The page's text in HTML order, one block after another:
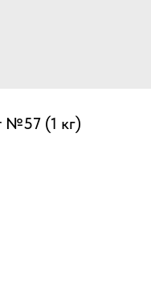
№57 (1 кг)